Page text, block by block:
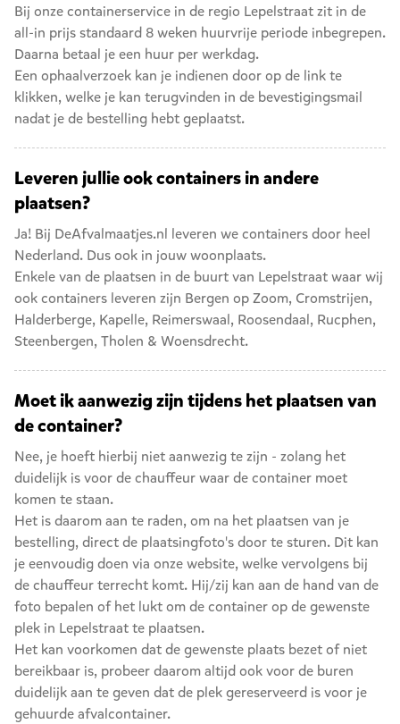
Bij onze containerservice in de regio Lepelstraat zit in de
all-in prijs standaard 8 weken huurvrije periode inbegrepen.
Daarna betaal je een huur per werkdag.
Een ophaalverzoek kan je indienen door op de link te
klikken, welke je kan terugvinden in de bevestigingsmail
nadat je de bestelling hebt geplaatst.
Leveren jullie ook containers in andere
plaatsen?
Ja! Bij DeAfvalmaatjes.nl leveren we containers door heel
Nederland. Dus ook in jouw woonplaats.
Enkele van de plaatsen in de buurt van Lepelstraat waar wij
ook containers leveren zijn Bergen op Zoom, Cromstrijen,
Halderberge, Kapelle, Reimerswaal, Roosendaal, Rucphen,
Steenbergen, Tholen & Woensdrecht.
Moet ik aanwezig zijn tijdens het plaatsen van
de container?
Nee, je hoeft hierbij niet aanwezig te zijn - zolang het
duidelijk is voor de chauffeur waar de container moet
komen te staan.
Het is daarom aan te raden, om na het plaatsen van je
bestelling, direct de plaatsingfoto's door te sturen. Dit kan
je eenvoudig doen via onze website, welke vervolgens bij
de chauffeur terrecht komt. Hij/zij kan aan de hand van de
foto bepalen of het lukt om de container op de gewenste
plek in Lepelstraat te plaatsen.
Het kan voorkomen dat de gewenste plaats bezet of niet
bereikbaar is, probeer daarom altijd ook voor de buren
duidelijk aan te geven dat de plek gereserveerd is voor je
gehuurde afvalcontainer.